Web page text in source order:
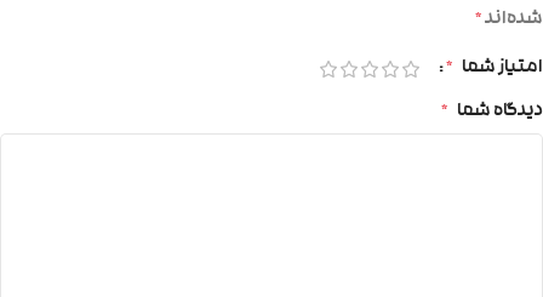
شده‌اند*
امتیاز شما *
دیدگاه شما *